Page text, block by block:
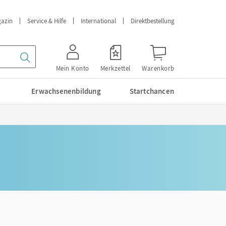
Service & Hilfe International Direktbestellung
Mein Konto Merkzettel Warenkorb
Erwachsenenbildung Startchancen